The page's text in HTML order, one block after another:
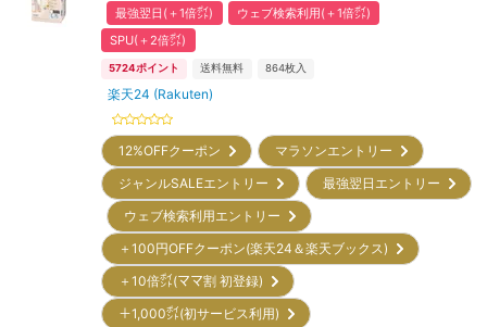
最強翌日(＋1倍㌽)
ウェブ検索利用(＋1倍㌽)
SPU(＋2倍㌽)
5724ポイント 送料無料 864枚入
楽天24 (Rakuten)
12%OFFクーポン
マラソンエントリー
ジャンルSALEエントリー
最強翌日エントリー
ウェブ検索利用エントリー
＋100円OFFクーポン(楽天24＆楽天ブックス)
＋10倍㌽(ママ割 初登録)
＋1,000㌽(初サービス利用)